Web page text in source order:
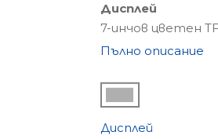
Дисплей
7-инчов цветен
Slinex SM-07M е
Пълно описание
Дисплей